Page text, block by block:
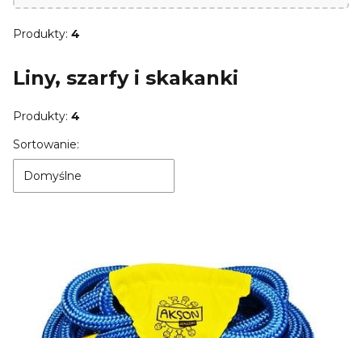
Produkty: 4
Liny, szarfy i skakanki
Produkty: 4
Lista produktów
Sortowanie:
Domyślne